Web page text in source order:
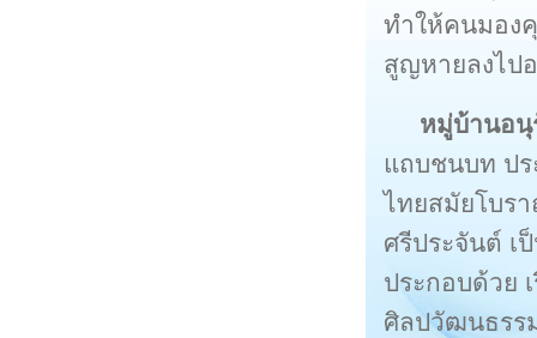
ทำให้คนมอง
สูญหายลงไป
หมู่บ้านอนุ
แถบชนบท ป
ไทยสมัยโบร
ศรีประจันต์ เ
ประกอบด้วย
ศิลปวัฒนธรร